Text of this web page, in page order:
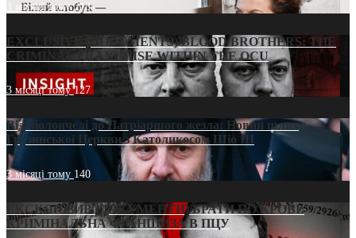
3 місяці тому213
EXCLUSIVE (DOCUMENTS)/BLOOD BROTHERS: THE
CRIMINAL FRANCHISE WITHIN THE OCU
3 місяці тому127
Від віолончелі до Патріаршого жезла: Новий шлях
Грузинської Церкви з Католикосом Шіо III
3 місяці тому 140
ЕКСКЛЮЗИВ (ДОКУМЕНТИ)/БРАТИ ПО КРОВІ:
КРИМІНАЛЬНА ФРАНШИЗА В ПЦУ